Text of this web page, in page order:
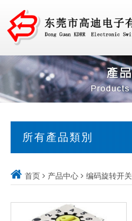
所有產品類別
首页 产品中心 编码旋转开关